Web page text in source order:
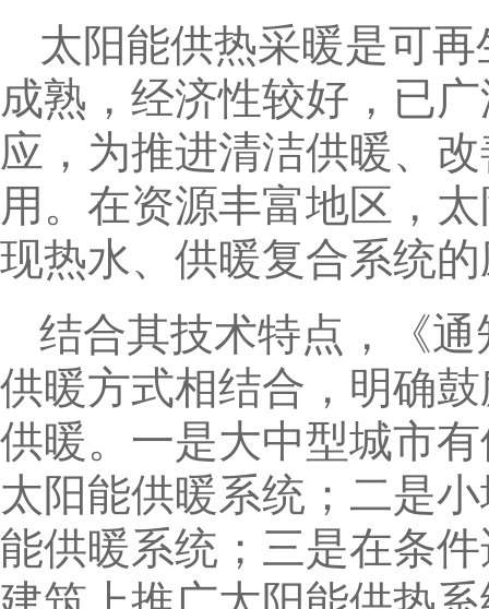
太阳能供热采暖是可
成熟，经济性较好，已
应，为推进清洁供暖、
用。在资源丰富地区，
现热水、供暖复合系统
结合其技术特点，《
供暖方式相结合，明确
供暖。一是大中型城市
太阳能供暖系统；二是
能供暖系统；三是在条